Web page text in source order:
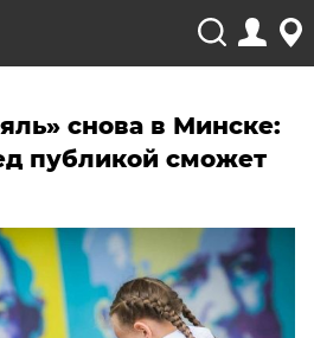
снова в Минске:
публикой сможет